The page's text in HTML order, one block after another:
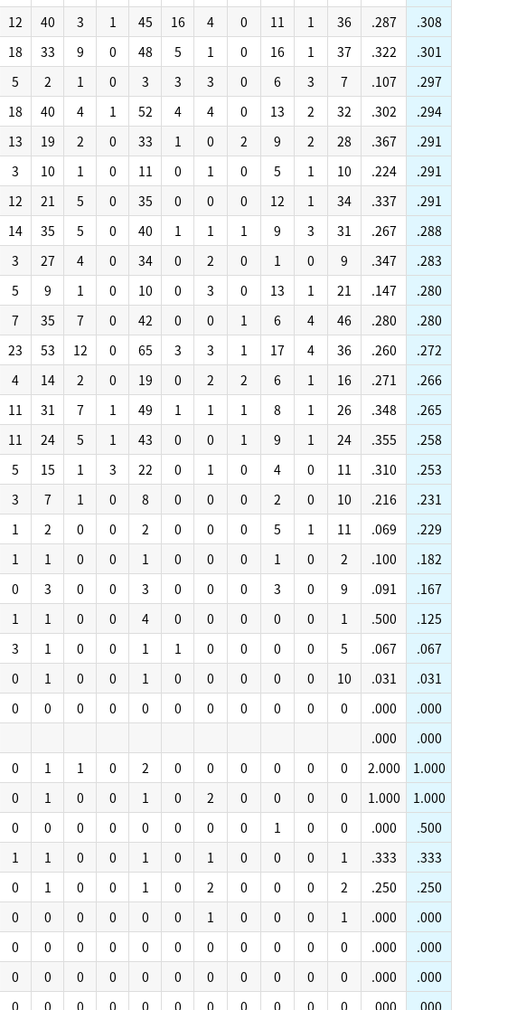
12 40 3 1 45 16 4 0 11 1 36 .287
.308
18 33 9 0 48 5 1 0 16 1 37 .322
.301
5 2 1 0 3 3 3 0 6 3 7 .107
.297
18 40 4 1 52 4 4 0 13 2 32 .302
.294
13 19 2 0 33 1 0 2 9 2 28 .367
.291
3 10 1 0 11 0 1 0 5 1 10 .224
.291
12 21 5 0 35 0 0 0 12 1 34 .337
.291
14 35 5 0 40 1 1 1 9 3 31 .267
.288
3 27 4 0 34 0 2 0 1 0 9 .347
.283
5 9 1 0 10 0 3 0 13 1 21 .147
.280
7 35 7 0 42 0 0 1 6 4 46 .280
.280
23 53 12 0 65 3 3 1 17 4 36 .260
.272
4 14 2 0 19 0 2 2 6 1 16 .271
.266
11 31 7 1 49 1 1 1 8 1 26 .348
.265
11 24 5 1 43 0 0 1 9 1 24 .355
.258
5 15 1 3 22 0 1 0 4 0 11 .310
.253
3 7 1 0 8 0 0 0 2 0 10 .216
.231
1 2 0 0 2 0 0 0 5 1 11 .069
.229
1 1 0 0 1 0 0 0 1 0 2 .100
.182
0 3 0 0 3 0 0 0 3 0 9 .091
.167
1 1 0 0 4 0 0 0 0 0 1 .500
.125
3 1 0 0 1 1 0 0 0 0 5 .067
.067
0 1 0 0 1 0 0 0 0 0 10 .031
.031
0 0 0 0 0 0 0 0 0 0 0 .000
.000
.000
.000
0 1 1 0 2 0 0 0 0 0 0 2.000
1.000
0 1 0 0 1 0 2 0 0 0 0 1.000
1.000
0 0 0 0 0 0 0 0 1 0 0 .000
.500
1 1 0 0 1 0 1 0 0 0 1 .333
.333
0 1 0 0 1 0 2 0 0 0 2 .250
.250
0 0 0 0 0 0 1 0 0 0 1 .000
.000
0 0 0 0 0 0 0 0 0 0 0 .000
.000
0 0 0 0 0 0 0 0 0 0 0 .000
.000
0 0 0 0 0 0 0 0 0 0 0 .000
.000